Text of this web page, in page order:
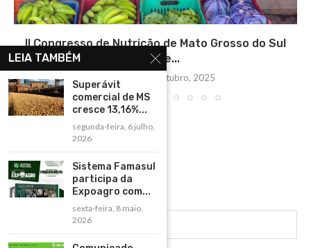
II Congresso de Nutrição de Mato Grosso do Sul
debate...
terça-feira, 14 outubro, 2025
LEIA TAMBÉM
Superávit
comercial de MS
cresce 13,16%...
segunda-feira, 6 julho,
2026
Sistema Famasul
participa da
Expoagro com...
sexta-feira, 8 maio,
2026